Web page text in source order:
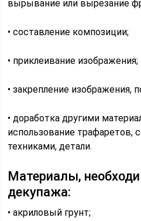
вырывание или вырезание
• составление композиции;
• приклеивание изображения;
• закрепление изображения,
• доработка другими
использование трафаретов,
техниками, детали.
Материалы,
декупажа:
• акриловый грунт;